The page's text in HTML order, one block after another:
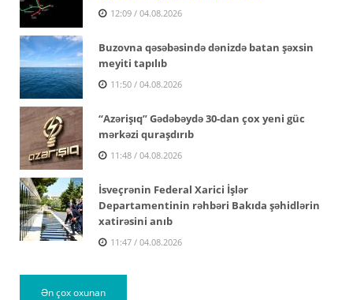
12:09 / 04.08.2026
Buzovna qəsəbəsində dənizdə batan şəxsin
meyiti tapılıb
11:50 / 04.08.2026
“Azərişıq” Gədəbəydə 30-dan çox yeni güc
mərkəzi quraşdırıb
11:48 / 04.08.2026
İsveçrənin Federal Xarici İşlər
Departamentinin rəhbəri Bakıda şəhidlərin
xatirəsini anıb
11:47 / 04.08.2026
Ən çox oxunan